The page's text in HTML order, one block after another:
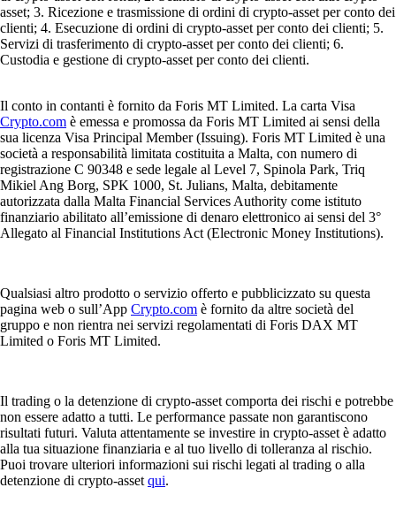
asset; 3. Ricezione e trasmissione di ordini di crypto-asset per conto dei
clienti; 4. Esecuzione di ordini di crypto-asset per conto dei clienti; 5.
Servizi di trasferimento di crypto-asset per conto dei clienti; 6.
Custodia e gestione di crypto-asset per conto dei clienti.
Il conto in contanti è fornito da Foris MT Limited. La carta Visa
Crypto.com è emessa e promossa da Foris MT Limited ai sensi della
sua licenza Visa Principal Member (Issuing). Foris MT Limited è una
società a responsabilità limitata costituita a Malta, con numero di
registrazione C 90348 e sede legale al Level 7, Spinola Park, Triq
Mikiel Ang Borg, SPK 1000, St. Julians, Malta, debitamente
autorizzata dalla Malta Financial Services Authority come istituto
finanziario abilitato all’emissione di denaro elettronico ai sensi del 3°
Allegato al Financial Institutions Act (Electronic Money Institutions).
Qualsiasi altro prodotto o servizio offerto e pubblicizzato su questa
pagina web o sull’App Crypto.com è fornito da altre società del
gruppo e non rientra nei servizi regolamentati di Foris DAX MT
Limited o Foris MT Limited.
Il trading o la detenzione di crypto-asset comporta dei rischi e potrebbe
non essere adatto a tutti. Le performance passate non garantiscono
risultati futuri. Valuta attentamente se investire in crypto-asset è adatto
alla tua situazione finanziaria e al tuo livello di tolleranza al rischio.
Puoi trovare ulteriori informazioni sui rischi legati al trading o alla
detenzione di crypto-asset qui.